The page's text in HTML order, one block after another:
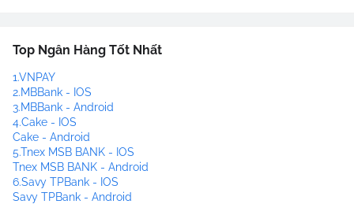
Top Ngân Hàng Tốt Nhất
1.VNPAY
2.MBBank - IOS
3.MBBank - Android
4.Cake - IOS
Cake - Android
5.Tnex MSB BANK - IOS
Tnex MSB BANK - Android
6.Savy TPBank - IOS
Savy TPBank - Android